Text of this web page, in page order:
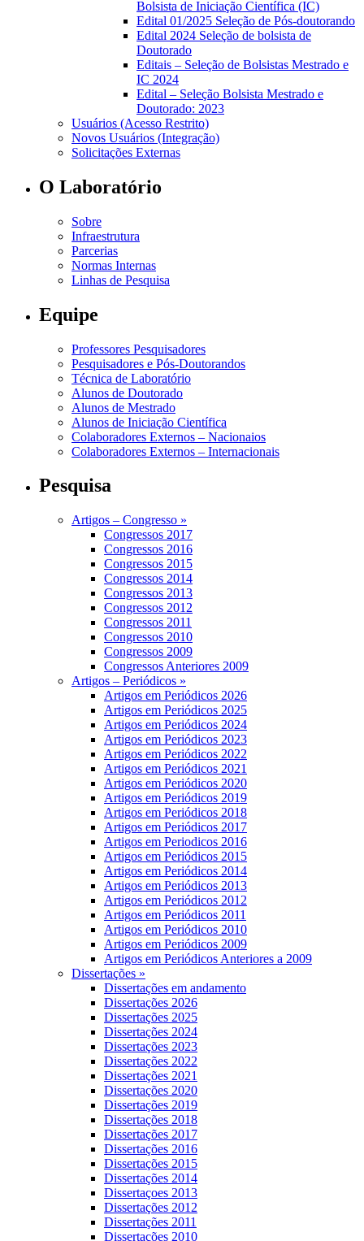
Bolsista de Iniciação Científica (IC)
Edital 01/2025 Seleção de Pós-doutorando
Edital 2024 Seleção de bolsista de
Doutorado
Editais – Seleção de Bolsistas Mestrado e
IC 2024
Edital – Seleção Bolsista Mestrado e
Doutorado: 2023
Usuários (Acesso Restrito)
Novos Usuários (Integração)
Solicitações Externas
O Laboratório
Sobre
Infraestrutura
Parcerias
Normas Internas
Linhas de Pesquisa
Equipe
Professores Pesquisadores
Pesquisadores e Pós-Doutorandos
Técnica de Laboratório
Alunos de Doutorado
Alunos de Mestrado
Alunos de Iniciação Científica
Colaboradores Externos – Nacionaios
Colaboradores Externos – Internacionais
Pesquisa
Artigos – Congresso »
Congressos 2017
Congressos 2016
Congressos 2015
Congressos 2014
Congressos 2013
Congressos 2012
Congressos 2011
Congressos 2010
Congressos 2009
Congressos Anteriores 2009
Artigos – Periódicos »
Artigos em Periódicos 2026
Artigos em Periódicos 2025
Artigos em Periódicos 2024
Artigos em Periódicos 2023
Artigos em Periódicos 2022
Artigos em Periódicos 2021
Artigos em Periódicos 2020
Artigos em Periódicos 2019
Artigos em Periódicos 2018
Artigos em Periódicos 2017
Artigos em Periodicos 2016
Artigos em Periódicos 2015
Artigos em Periódicos 2014
Artigos em Periódicos 2013
Artigos em Periódicos 2012
Artigos em Periódicos 2011
Artigos em Periódicos 2010
Artigos em Periódicos 2009
Artigos em Periódicos Anteriores a 2009
Dissertações »
Dissertações em andamento
Dissertações 2026
Dissertações 2025
Dissertações 2024
Dissertações 2023
Dissertações 2022
Dissertações 2021
Dissertações 2020
Dissertações 2019
Dissertações 2018
Dissertações 2017
Dissertações 2016
Dissertações 2015
Dissertações 2014
Dissertaçoes 2013
Dissertações 2012
Dissertações 2011
Dissertações 2010